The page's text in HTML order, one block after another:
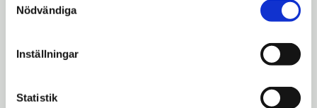
"Visa detaljer" kan du läsa om hur kakorna används och
hur vi och våra leverantörer inhämtar och behandlar
Nödvändiga
Inställningar
Statistik
Blev du hjälpt av informationen på den här sidan?